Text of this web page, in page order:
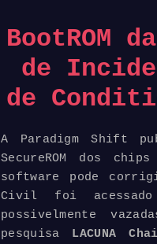
BootROM
de
de
A Paradigm Shift
SecureROM dos
software pode
Civil foi acessado
possivelmente
pesquisa LACUNA